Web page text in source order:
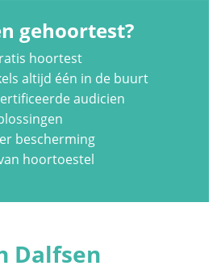
gehoortest?
hoortest
altijd één in de buurt
audicien
bescherming
hoortoestel
Dalfsen